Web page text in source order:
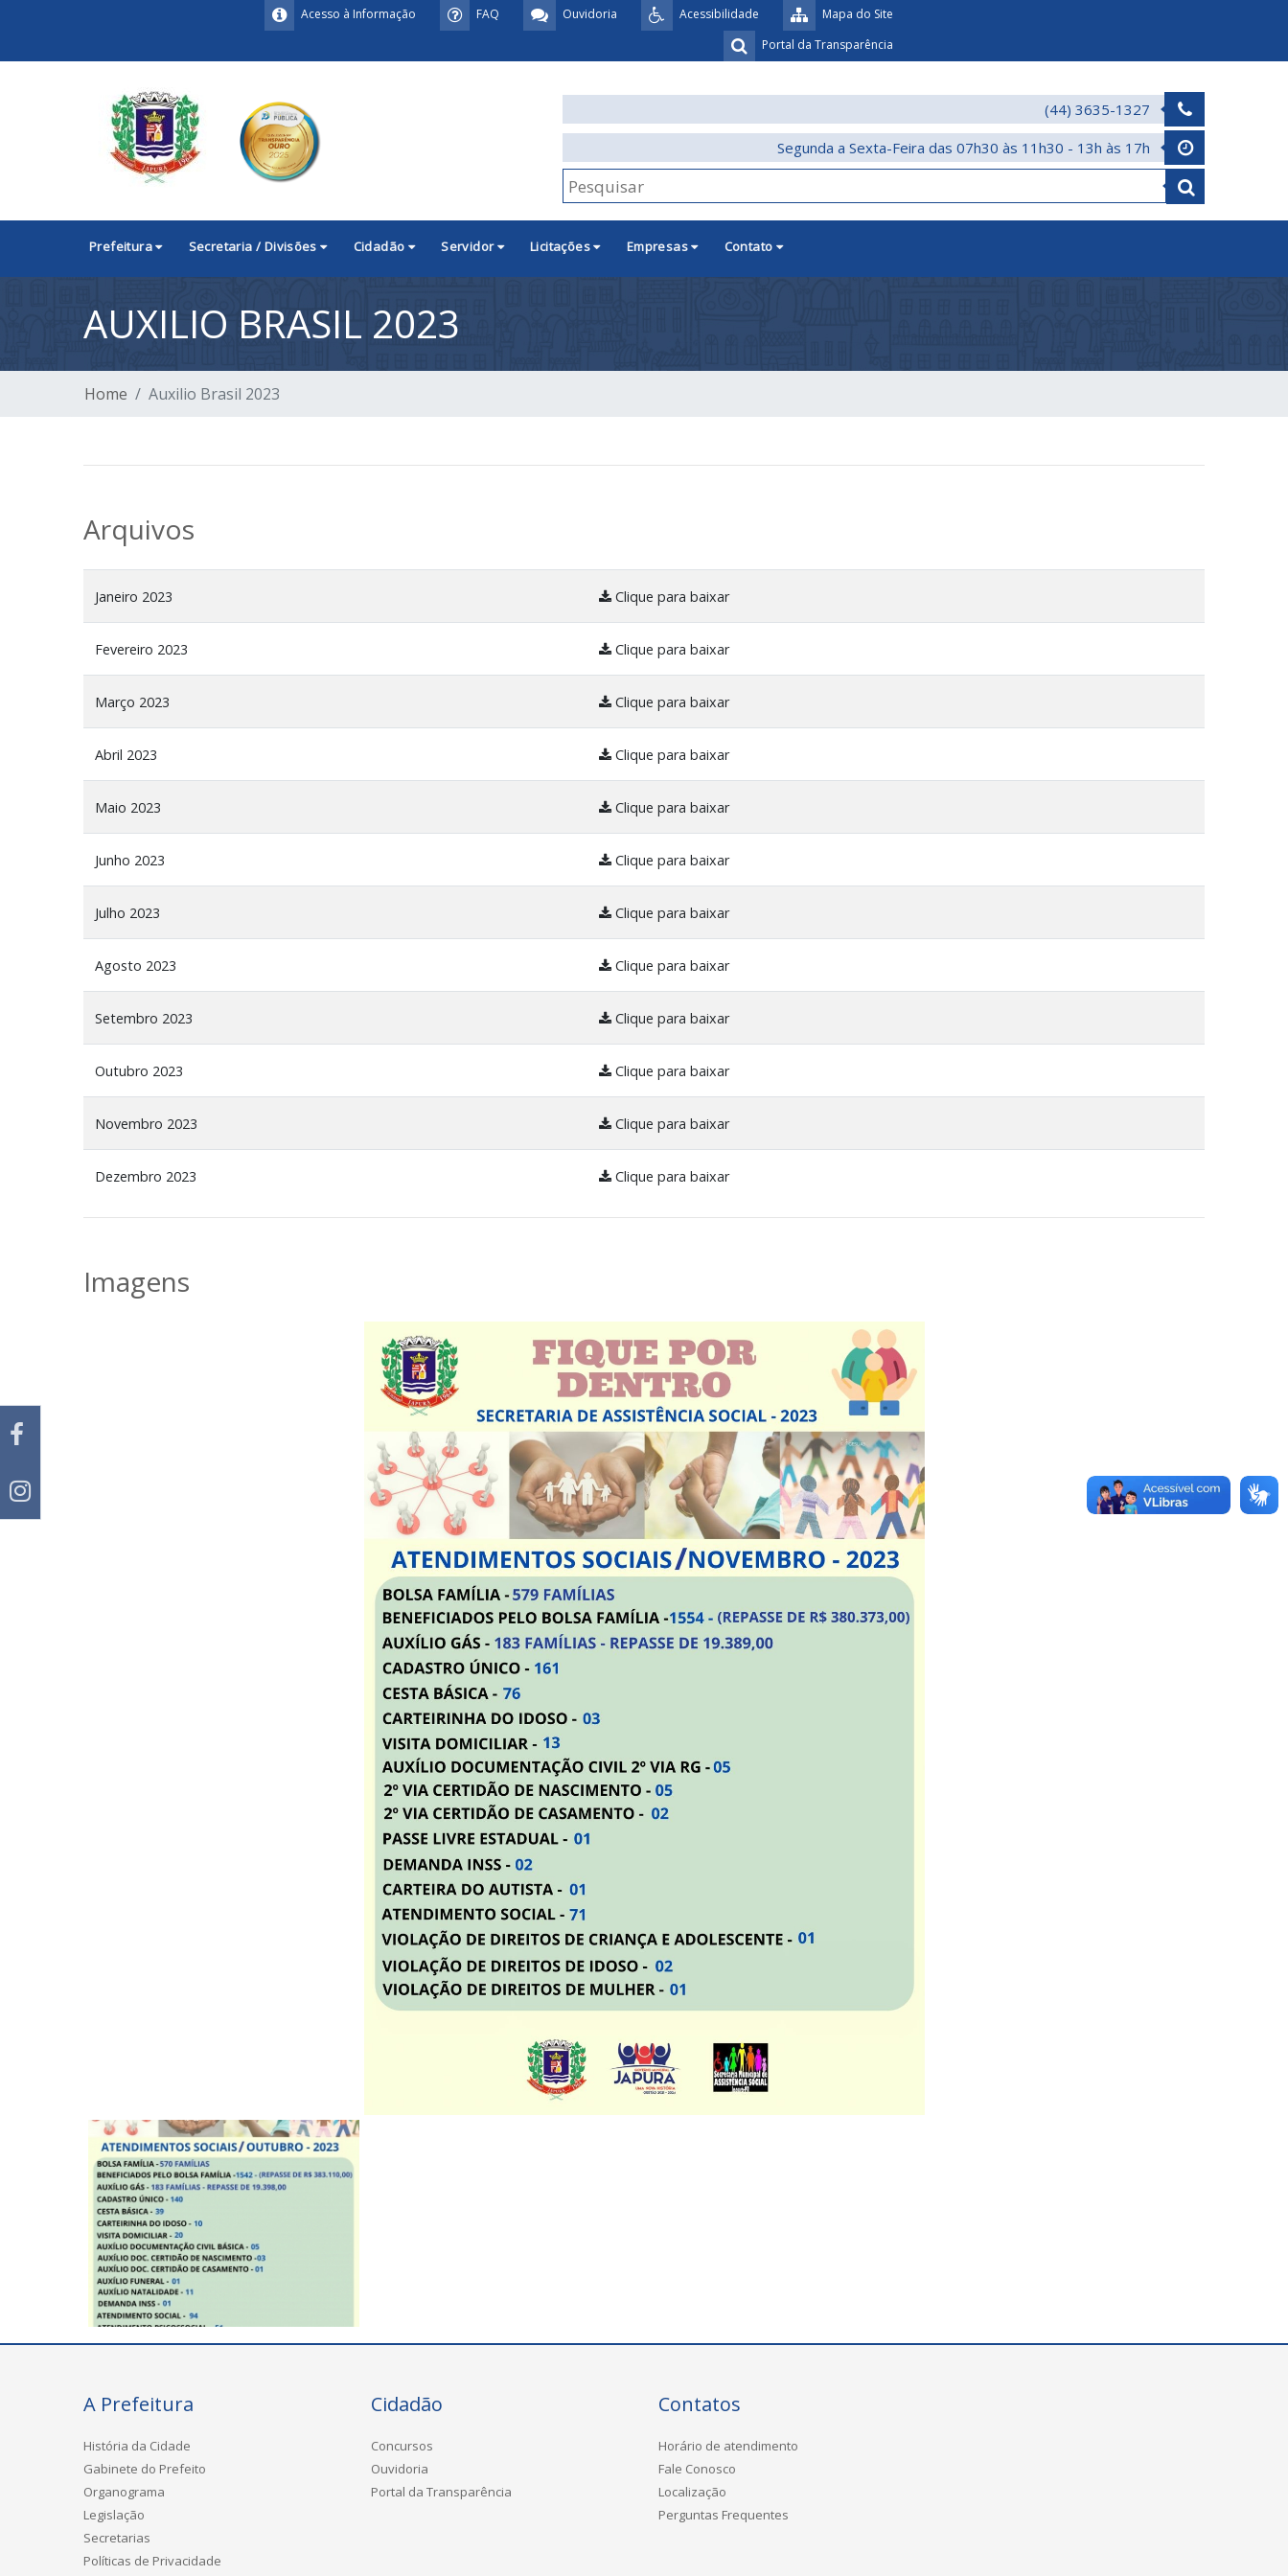
Mapa do Site
Acessibilidade
Ouvidoria
FAQ
Acesso à Informação
Portal da Transparência
(44) 3635-1327
Segunda a Sexta-Feira das 07h30 às 11h30 - 13h às 17h
Prefeitura Secretaria / Divisões Cidadão Servidor Licitações Empresas Contato
AUXILIO BRASIL 2023
Home Auxilio Brasil 2023
Arquivos
Janeiro 2023 Clique para baixar
Fevereiro 2023 Clique para baixar
Março 2023 Clique para baixar
Abril 2023 Clique para baixar
Maio 2023 Clique para baixar
Junho 2023 Clique para baixar
Julho 2023 Clique para baixar
Agosto 2023 Clique para baixar
Setembro 2023 Clique para baixar
Outubro 2023 Clique para baixar
Novembro 2023 Clique para baixar
Dezembro 2023 Clique para baixar
Imagens
A Prefeitura
História da Cidade
Gabinete do Prefeito
Organograma
Legislação
Secretarias
Políticas de Privacidade
Cidadão
Concursos
Ouvidoria
Portal da Transparência
Contatos
Horário de atendimento
Fale Conosco
Localização
Perguntas Frequentes